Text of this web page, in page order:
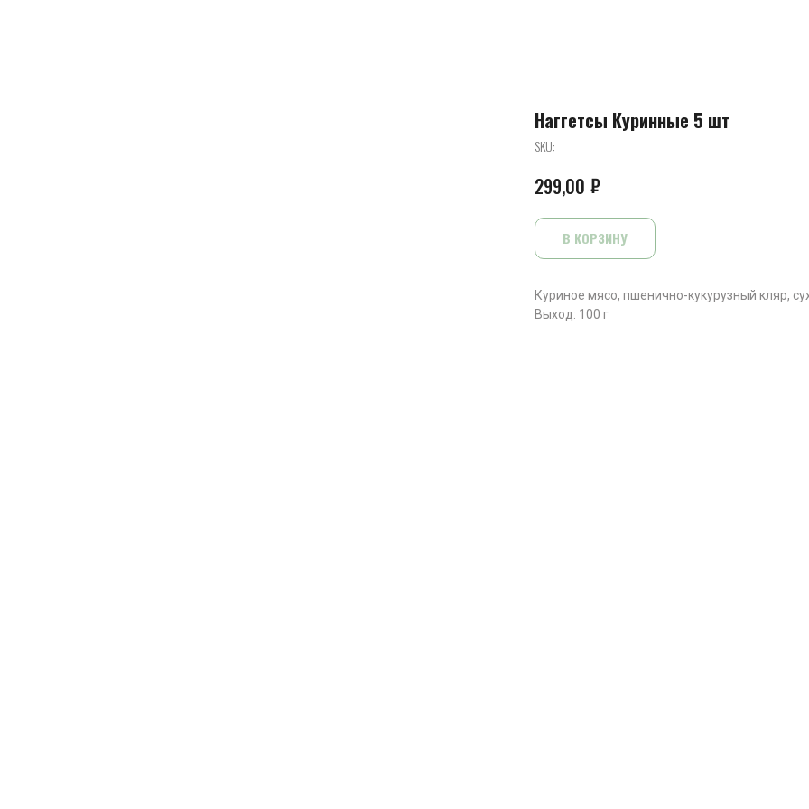
Наггетсы Куринные 5 шт
SKU:
299,00 ₽
В КОРЗИНУ
Куриное мясо, пшенично-кукурузный кляр,
Выход: 100 г